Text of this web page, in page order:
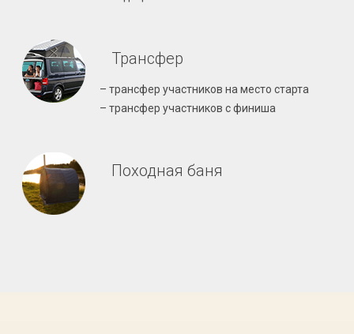
Трансфер
– трансфер участников на место старта
– трансфер участников с финиша
Походная баня